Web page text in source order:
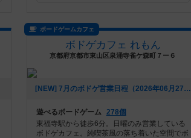
ボードゲームカフェ
ボドゲカフェ れもん
京都府京都市東山区泉涌寺雀ケ森町７ー６
[NEW] 7月のボドゲ営業日程（2026年06月27日 15時15分）
遊べるボードゲーム 278個
東福寺駅から徒歩6分。日曜のみ営業している
ボドゲカフェ。純喫茶風の落ち着いた空間でボ